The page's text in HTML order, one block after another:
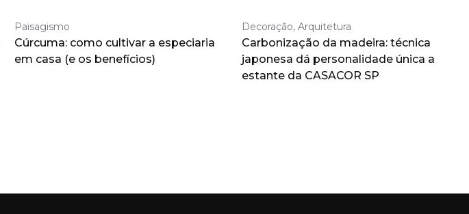
Paisagismo
Cúrcuma: como cultivar a especiaria
em casa (e os benefícios)
Decoração, Arquitetura
Carbonização da madeira: técnica
japonesa dá personalidade única a
estante da CASACOR SP